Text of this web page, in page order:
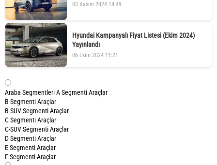
03 Kasım 2024 18:49
Hyundai Kampanyalı Fiyat Listesi (Ekim 2024)
Yayınlandı
06 Ekim 2024 11:21
Araba SegmentleriA Segmenti Araçlar
B Segmenti Araçlar
B-SUV Segmenti Araçlar
C Segmenti Araçlar
C-SUV Segmenti Araçlar
D Segmenti Araçlar
E Segmenti Araçlar
F Segmenti Araçlar